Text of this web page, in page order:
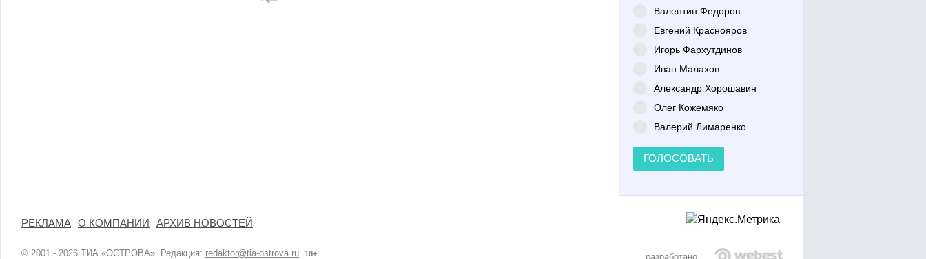
Валентин Федоров
Евгений Краснояров
Игорь Фархутдинов
Иван Малахов
Александр Хорошавин
Олег Кожемяко
Валерий Лимаренко
ГОЛОСОВАТЬ
РЕКЛАМА О КОМПАНИИ АРХИВ НОВОСТЕЙ
© 2001 - 2026 ТИА «ОСТРОВА». Редакция: redaktor@tia-ostrova.ru 18+ разработано